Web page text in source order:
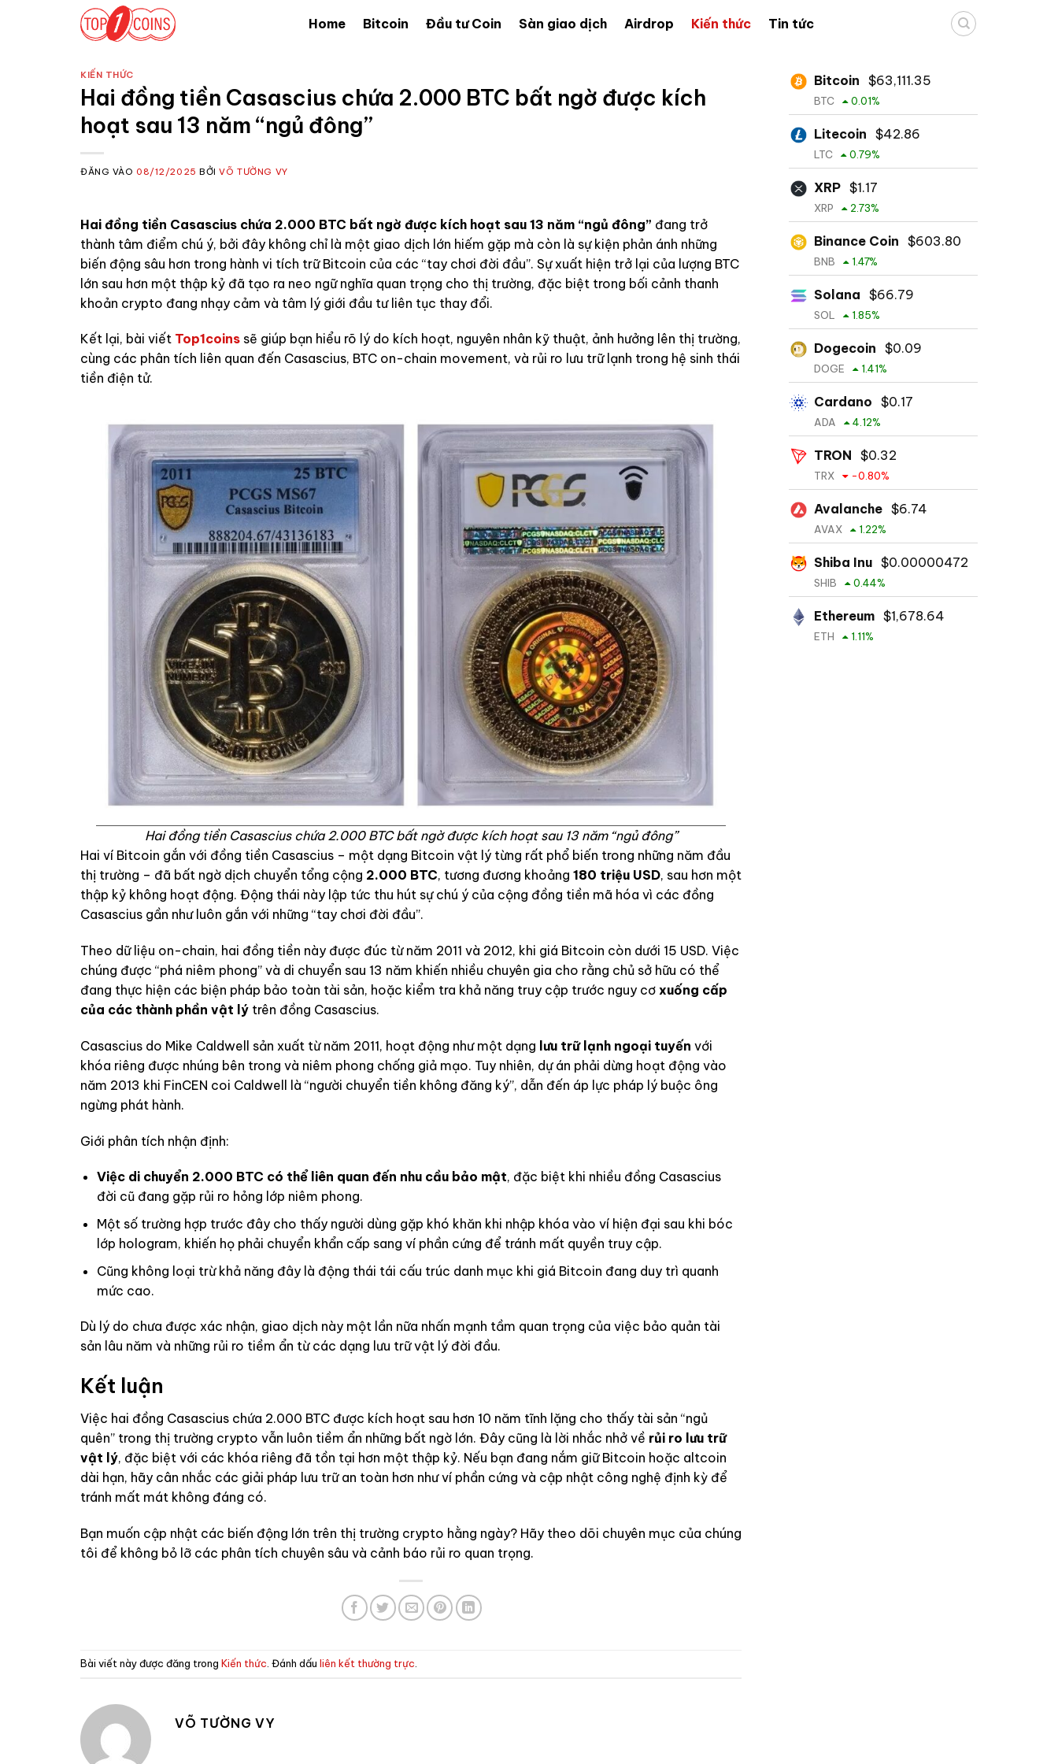
Home Bitcoin Đầu tư Coin Sàn giao dịch Airdrop Kiến thức Tin tức
KIẾN THỨC
Hai đồng tiền Casascius chứa 2.000 BTC bất ngờ được kích
hoạt sau 13 năm “ngủ đông”
ĐĂNG VÀO 08/12/2025 BỞIVÕ TƯỜNG VY
Hai đồng tiền Casascius chứa 2.000 BTC bất ngờ được kích hoạt sau 13 năm “ngủ đông” đang trở
thành tâm điểm chú ý, bởi đây không chỉ là một giao dịch lớn hiếm gặp mà còn là sự kiện phản ánh những
biến động sâu hơn trong hành vi tích trữ Bitcoin của các “tay chơi đời đầu”. Sự xuất hiện trở lại của lượng BTC
lớn sau hơn một thập kỷ đã tạo ra neo ngữ nghĩa quan trọng cho thị trường, đặc biệt trong bối cảnh thanh
khoản crypto đang nhạy cảm và tâm lý giới đầu tư liên tục thay đổi.
Kết lại, bài viết Top1coins sẽ giúp bạn hiểu rõ lý do kích hoạt, nguyên nhân kỹ thuật, ảnh hưởng lên thị trường,
cùng các phân tích liên quan đến Casascius, BTC on-chain movement, và rủi ro lưu trữ lạnh trong hệ sinh thái
tiền điện tử.
Hai đồng tiền Casascius chứa 2.000 BTC bất ngờ được kích hoạt sau 13 năm “ngủ đông”
Hai ví Bitcoin gắn với đồng tiền Casascius – một dạng Bitcoin vật lý từng rất phổ biến trong những năm đầu
thị trường – đã bất ngờ dịch chuyển tổng cộng 2.000 BTC, tương đương khoảng 180 triệu USD, sau hơn một
thập kỷ không hoạt động. Động thái này lập tức thu hút sự chú ý của cộng đồng tiền mã hóa vì các đồng
Casascius gần như luôn gắn với những “tay chơi đời đầu”.
Theo dữ liệu on-chain, hai đồng tiền này được đúc từ năm 2011 và 2012, khi giá Bitcoin còn dưới 15 USD. Việc
chúng được “phá niêm phong” và di chuyển sau 13 năm khiến nhiều chuyên gia cho rằng chủ sở hữu có thể
đang thực hiện các biện pháp bảo toàn tài sản, hoặc kiểm tra khả năng truy cập trước nguy cơ xuống cấp
của các thành phần vật lý trên đồng Casascius.
Casascius do Mike Caldwell sản xuất từ năm 2011, hoạt động như một dạng lưu trữ lạnh ngoại tuyến với
khóa riêng được nhúng bên trong và niêm phong chống giả mạo. Tuy nhiên, dự án phải dừng hoạt động vào
năm 2013 khi FinCEN coi Caldwell là “người chuyển tiền không đăng ký”, dẫn đến áp lực pháp lý buộc ông
ngừng phát hành.
Giới phân tích nhận định:
Việc di chuyển 2.000 BTC có thể liên quan đến nhu cầu bảo mật, đặc biệt khi nhiều đồng Casascius
đời cũ đang gặp rủi ro hỏng lớp niêm phong.
Một số trường hợp trước đây cho thấy người dùng gặp khó khăn khi nhập khóa vào ví hiện đại sau khi bóc
lớp hologram, khiến họ phải chuyển khẩn cấp sang ví phần cứng để tránh mất quyền truy cập.
Cũng không loại trừ khả năng đây là động thái tái cấu trúc danh mục khi giá Bitcoin đang duy trì quanh
mức cao.
Dù lý do chưa được xác nhận, giao dịch này một lần nữa nhấn mạnh tầm quan trọng của việc bảo quản tài
sản lâu năm và những rủi ro tiềm ẩn từ các dạng lưu trữ vật lý đời đầu.
Kết luận
Việc hai đồng Casascius chứa 2.000 BTC được kích hoạt sau hơn 10 năm tĩnh lặng cho thấy tài sản “ngủ
quên” trong thị trường crypto vẫn luôn tiềm ẩn những bất ngờ lớn. Đây cũng là lời nhắc nhở về rủi ro lưu trữ
vật lý, đặc biệt với các khóa riêng đã tồn tại hơn một thập kỷ. Nếu bạn đang nắm giữ Bitcoin hoặc altcoin
dài hạn, hãy cân nhắc các giải pháp lưu trữ an toàn hơn như ví phần cứng và cập nhật công nghệ định kỳ để
tránh mất mát không đáng có.
Bạn muốn cập nhật các biến động lớn trên thị trường crypto hằng ngày? Hãy theo dõi chuyên mục của chúng
tôi để không bỏ lỡ các phân tích chuyên sâu và cảnh báo rủi ro quan trọng.
Bài viết này được đăng trong Kiến thức . Đánh dấu liên kết thường trực
VÕ TƯỜNG VY
Bitcoin $63,111.35
BTC 0.01%
Litecoin $42.86
LTC 0.79%
XRP $1.17
XRP 2.73%
Binance Coin $603.80
BNB 1.47%
Solana $66.79
SOL 1.85%
Dogecoin $0.09
DOGE 1.41%
Cardano $0.17
ADA 4.12%
TRON $0.32
TRX -0.80%
Avalanche $6.74
AVAX 1.22%
Shiba Inu $0.00000472
SHIB 0.44%
Ethereum $1,678.64
ETH 1.11%